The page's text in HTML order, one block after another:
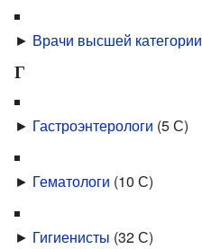
► Врачи высшей категории
Г
► Гастроэнтерологи (5 С)
► Гематологи (10 С)
► Гигиенисты (32 С)